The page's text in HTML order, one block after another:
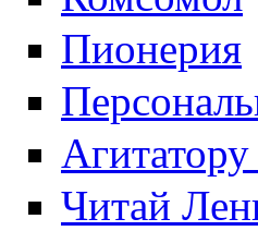
Пионерия
Читай